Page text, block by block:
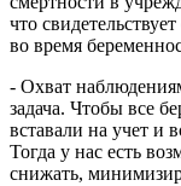
что
во время
- Охват
задача. Чтобы все
вставали на учет и
Тогда у нас есть
снижать,